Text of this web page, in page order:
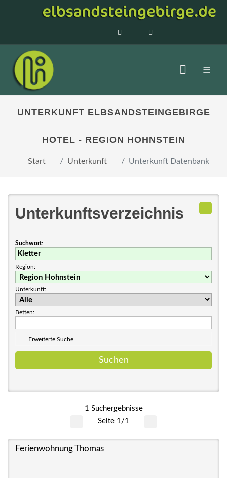
0160 99873408
UNTERKUNFT ELBSANDSTEINGEBIRGE
HOTEL - REGION HOHNSTEIN
Start Unterkunft Unterkunft Datenbank
Unterkunftsverzeichnis
Suchwort:
Region:
Unterkunft:
Betten:
Erweiterte Suche
1 Suchergebnisse
Seite 1/1
Ferienwohnung Thomas